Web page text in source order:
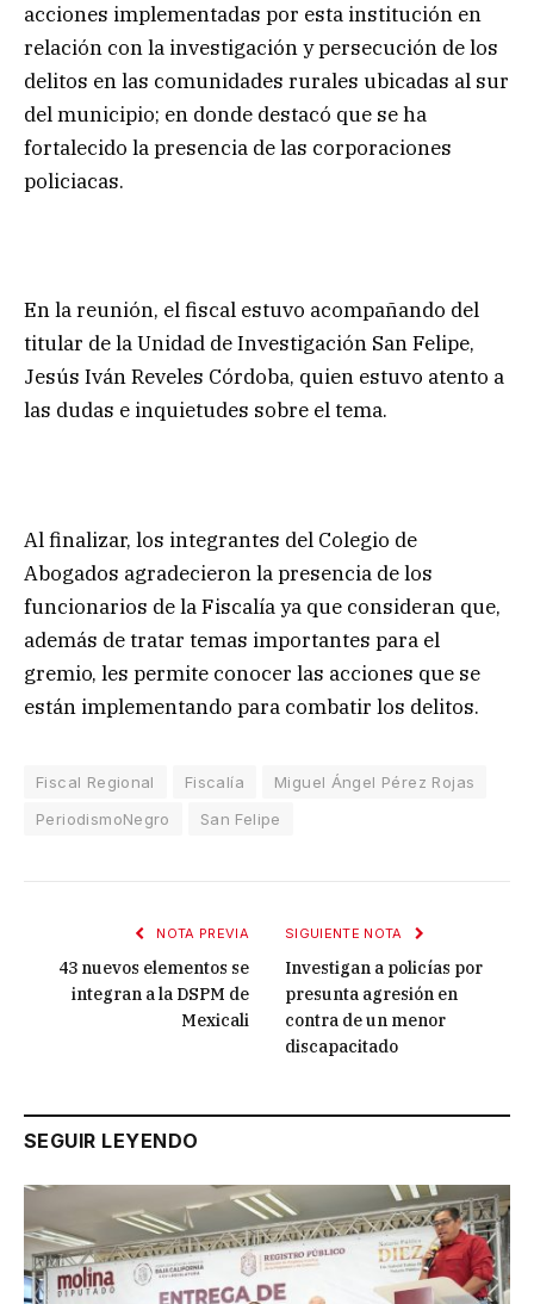
acciones implementadas por esta institución en
relación con la investigación y persecución de los
delitos en las comunidades rurales ubicadas al sur
del municipio; en donde destacó que se ha
fortalecido la presencia de las corporaciones
policiacas.
En la reunión, el fiscal estuvo acompañando del
titular de la Unidad de Investigación San Felipe,
Jesús Iván Reveles Córdoba, quien estuvo atento a
las dudas e inquietudes sobre el tema.
Al finalizar, los integrantes del Colegio de
Abogados agradecieron la presencia de los
funcionarios de la Fiscalía ya que consideran que,
además de tratar temas importantes para el
gremio, les permite conocer las acciones que se
están implementando para combatir los delitos.
Fiscal Regional Fiscalía
Miguel Ángel Pérez Rojas
PeriodismoNegro
San Felipe
NOTA PREVIA
43 nuevos elementos se
integran a la DSPM de
Mexicali
SIGUIENTE NOTA
Investigan a policías por
presunta agresión en
contra de un menor
discapacitado
SEGUIR LEYENDO